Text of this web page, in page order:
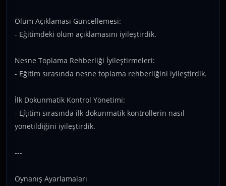
Ölüm Açıklaması Güncellemesi:
- Eğitimdeki ölüm açıklamasını iyileştirdik.
Nesne Toplama Rehberliği İyileştirmeleri:
- Eğitim sırasında nesne toplama rehberliğini iyileştirdik.
İlk Dokunmatik Kontrol Yönetimi:
- Eğitim sırasında ilk dokunmatik kontrollerin nasıl
yönetildiğini iyileştirdik.
---
Oynanış Ayarlamaları